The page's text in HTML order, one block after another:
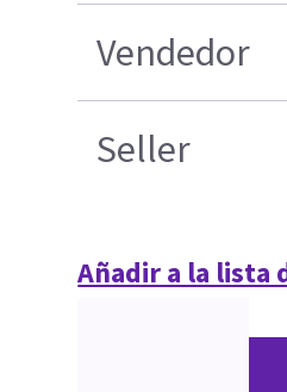
Vendedor
Seller
Añadir a la lista